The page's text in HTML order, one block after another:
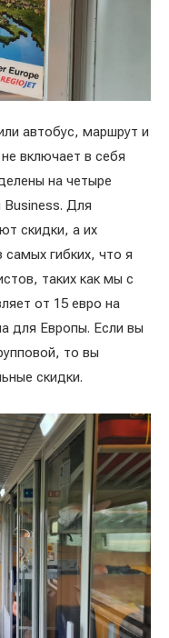
автобус, маршрут и
включает в себя
на четыре
Business. Для
скидки, а их
гибких, что я
таких как мы с
от 15 евро на
для Европы. Если вы
то вы
скидки.